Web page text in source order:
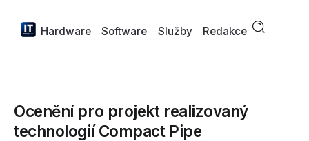
Hardware Software Služby Redakce
Ocenění pro projekt realizovaný
technologií Compact Pipe